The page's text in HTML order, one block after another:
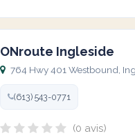
ONroute Ingleside
764 Hwy 401 Westbound,
(613) 543-0771
(0 avis)